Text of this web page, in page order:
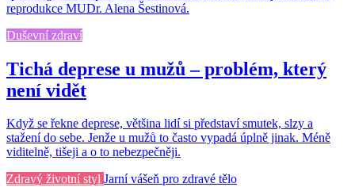
reprodukce MUDr. Alena Šestinová.
Duševní zdraví
Tichá deprese u mužů – problém, který
není vidět
Když se řekne deprese, většina lidí si představí smutek, slzy a
stažení do sebe. Jenže u mužů to často vypadá úplně jinak. Méně
viditelně, tišeji a o to nebezpečněji.
Zdravý životní styl Jarní vášeň pro zdravé tělo